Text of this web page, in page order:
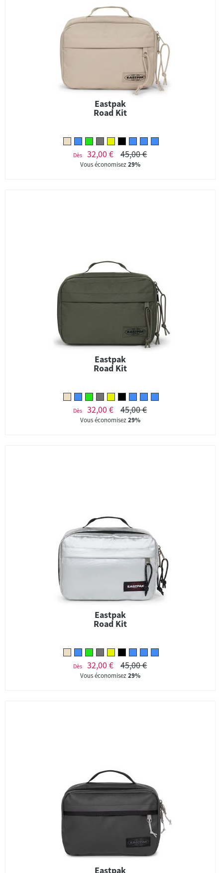
Eastpak
Road Kit
Dès 32,00 € 45,00 €
Vous économisez29%
Eastpak
Road Kit
Dès 32,00 € 45,00 €
Vous économisez29%
Eastpak
Road Kit
Dès 32,00 € 45,00 €
Vous économisez29%
Eastpak